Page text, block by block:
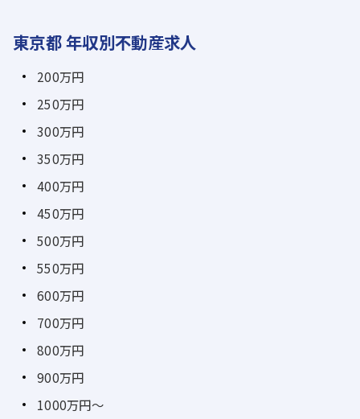
東京都 年収別不動産求人
200万円
250万円
300万円
350万円
400万円
450万円
500万円
550万円
600万円
700万円
800万円
900万円
1000万円～